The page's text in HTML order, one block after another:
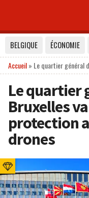
BELGIQUE ÉCONOMIE
Accueil» Le quartier général
Le quartier
Bruxelles
protection
drones